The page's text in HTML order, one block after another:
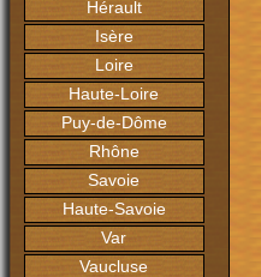
Hérault
Isère
Loire
Haute-Loire
Puy-de-Dôme
Rhône
Savoie
Haute-Savoie
Var
Vaucluse